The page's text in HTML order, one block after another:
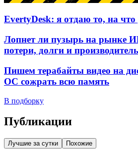
EvertyDesk: я отдаю то, на
Лопнет ли пузырь на рынке
потери, долги и
Пишем терабайты видео на
ОС сожрать всю память
В подборку
Публикации
Лучшие за сутки Похожие